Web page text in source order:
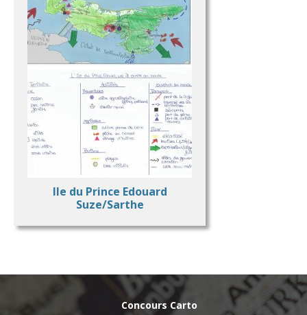
Ile du Prince Edouard
Suze/Sarthe
Concours Carto